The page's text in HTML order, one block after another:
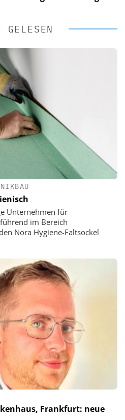
GELESEN
Unternehmen für
im Bereich
Nora Hygiene-Faltsockel
Frankfurt: neue